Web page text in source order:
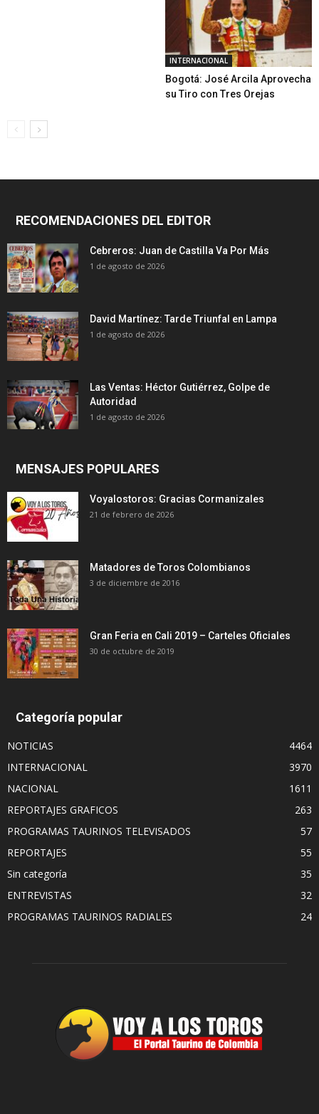
INTERNACIONAL
Bogotá: José Arcila Aprovecha
su Tiro con Tres Orejas
RECOMENDACIONES DEL EDITOR
Cebreros: Juan de Castilla Va Por Más
1 de agosto de 2026
David Martínez: Tarde Triunfal en Lampa
1 de agosto de 2026
Las Ventas: Héctor Gutiérrez, Golpe de
Autoridad
1 de agosto de 2026
MENSAJES POPULARES
Voyalostoros: Gracias Cormanizales
21 de febrero de 2026
Matadores de Toros Colombianos
3 de diciembre de 2016
Gran Feria en Cali 2019 – Carteles Oficiales
30 de octubre de 2019
Categoría popular
NOTICIAS
4464
INTERNACIONAL
3970
NACIONAL
1611
REPORTAJES GRAFICOS
263
PROGRAMAS TAURINOS TELEVISADOS
57
REPORTAJES
55
Sin categoría
35
ENTREVISTAS
32
PROGRAMAS TAURINOS RADIALES
24